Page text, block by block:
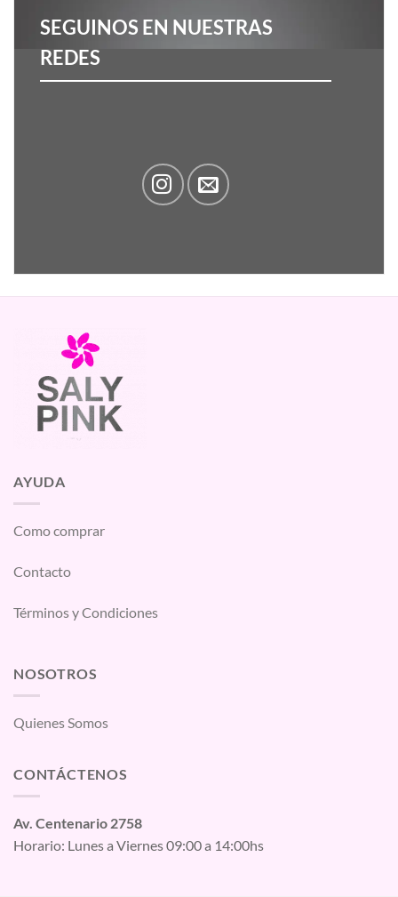
SEGUINOS EN NUESTRAS
REDES
AYUDA
Como comprar
Contacto
Términos y Condiciones
NOSOTROS
Quienes Somos
CONTÁCTENOS
Av. Centenario 2758
Horario: Lunes a Viernes 09:00 a 14:00hs